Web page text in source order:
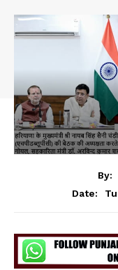
By:
Date: